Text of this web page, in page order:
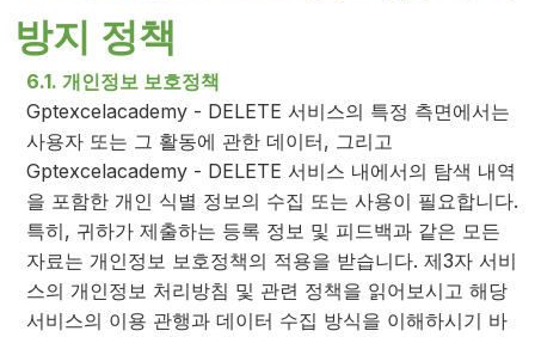
방지 정책
6.1. 개인정보 보호정책
Gptexcelacademy - DELETE 서비스의 특정 측면에서는
사용자 또는 그 활동에 관한 데이터, 그리고
Gptexcelacademy - DELETE 서비스 내에서의 탐색 내역
을 포함한 개인 식별 정보의 수집 또는 사용이 필요합니다.
특히, 귀하가 제출하는 등록 정보 및 피드백과 같은 모든
자료는 개인정보 보호정책의 적용을 받습니다. 제3자 서비
스의 개인정보 처리방침 및 관련 정책을 읽어보시고 해당
서비스의 이용 관행과 데이터 수집 방식을 이해하시기 바